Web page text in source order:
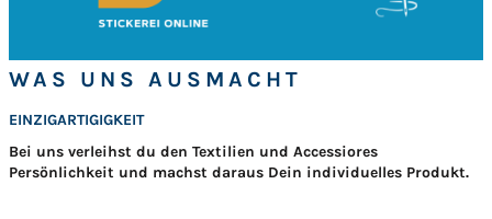
WAS UNS AUSMACHT
EINZIGARTIGIGKEIT
Bei uns verleihst du den Textilien und Accessiores
Persönlichkeit und machst daraus Dein individuelles Produkt.